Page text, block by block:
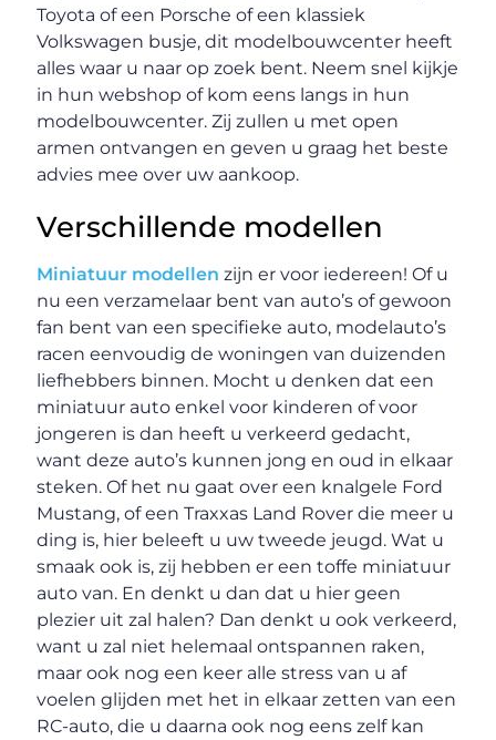
Toyota of een Porsche of een klassiek
Volkswagen busje, dit modelbouwcenter heeft
alles waar u naar op zoek bent. Neem snel kijkje
in hun webshop of kom eens langs in hun
modelbouwcenter. Zij zullen u met open
armen ontvangen en geven u graag het beste
advies mee over uw aankoop.
Verschillende modellen
Miniatuur modellen zijn er voor iedereen! Of u
nu een verzamelaar bent van auto’s of gewoon
fan bent van een specifieke auto, modelauto’s
racen eenvoudig de woningen van duizenden
liefhebbers binnen. Mocht u denken dat een
miniatuur auto enkel voor kinderen of voor
jongeren is dan heeft u verkeerd gedacht,
want deze auto’s kunnen jong en oud in elkaar
steken. Of het nu gaat over een knalgele Ford
Mustang, of een Traxxas Land Rover die meer u
ding is, hier beleeft u uw tweede jeugd. Wat u
smaak ook is, zij hebben er een toffe miniatuur
auto van. En denkt u dan dat u hier geen
plezier uit zal halen? Dan denkt u ook verkeerd,
want u zal niet helemaal ontspannen raken,
maar ook nog een keer alle stress van u af
voelen glijden met het in elkaar zetten van een
RC-auto, die u daarna ook nog eens zelf kan